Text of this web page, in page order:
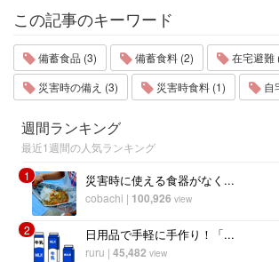
この記事のキーワード
備蓄食品 (3) 備蓄食料 (2)
在宅避難
災害時の備え (3)
災害時食料 (1) 自
週間ランキング
最近1週間の人気ランキング
1
災害時に使える食器がなく...
cobachi | 100,926 view
2 日用品で手軽に手作り！「...
ruru | 45,482 view